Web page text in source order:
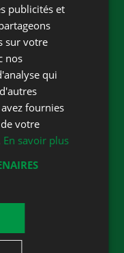
Cave de Corcelles
publicités et
sur votre
nos
qui
fournies
votre
En savoir plus